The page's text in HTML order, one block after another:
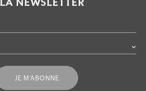
NEWSLETTER
JE M’ABONNE